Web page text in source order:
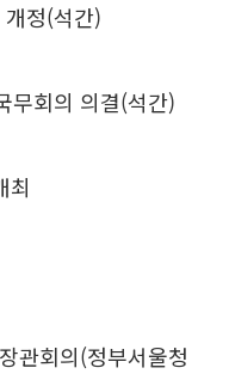
정(석간)
회의 의결(석간)
최
관회의(정부서울청